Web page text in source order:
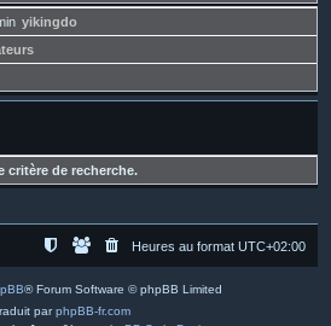
yikingdo
critère de recherche.
Heures au format UTC+02:00
® Forum Software © phpBB Limited
parphpBB-fr.com